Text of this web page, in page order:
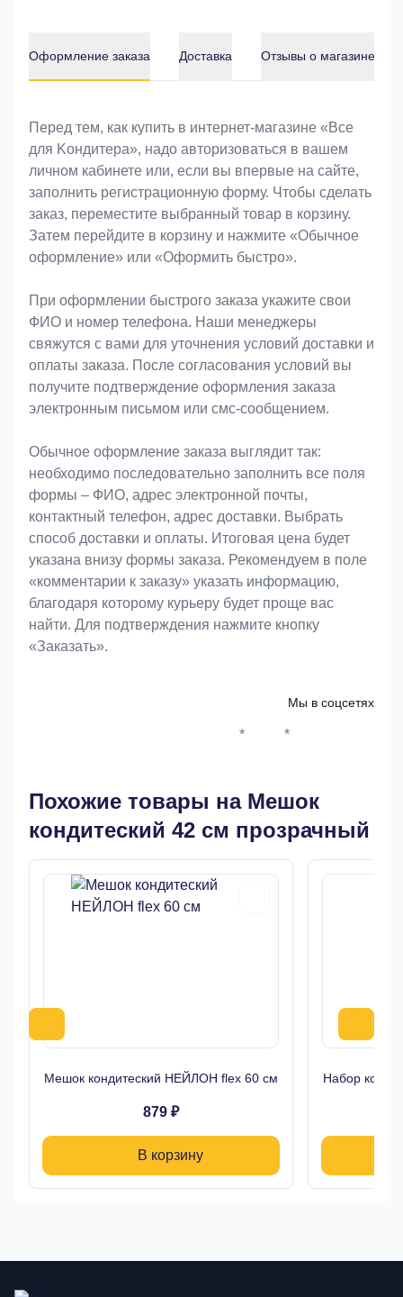
Оформление заказа Доставка Отзывы о магазине
Оформление заказа
Перед тем, как купить в интернет-магазине «Bce
для Koндитeрa», надо авторизоваться в вашем
личном кабинете или, если вы впервые на сайте,
заполнить регистрационную форму. Чтобы сделать
заказ, переместите выбранный товар в корзину.
Затем перейдите в корзину и нажмите «Обычное
оформление» или «Оформить быстро».
При оформлении быстрого заказа укажите свои
ФИО и номер телефона. Наши менеджеры
свяжутся с вами для уточнения условий доставки и
оплаты заказа. После согласования условий вы
получите подтверждение оформления заказа
электронным письмом или смс-сообщением.
Обычное оформление заказа выглядит так:
необходимо последовательно заполнить все поля
формы – ФИО, адрес электронной почты,
контактный телефон, адрес доставки. Выбрать
способ доставки и оплаты. Итоговая цена будет
указана внизу формы заказа. Рекомендуем в поле
«комментарии к заказу» указать информацию,
благодаря которому курьеру будет проще вас
найти. Для подтверждения нажмите кнопку
«Заказать».
Мы в соцсетях
* *
Похожие товары на Мешок
кондитеский 42 см прозрачный
Мешок кондитеский НЕЙЛОН flex 60 см
879 ₽
В корзину
Набор